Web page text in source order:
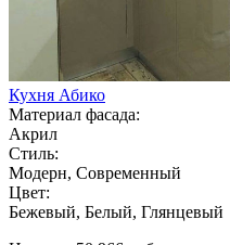
Кухня Абико
Материал фасада:
Акрил
Стиль:
Модерн, Современный
Цвет:
Бежевый, Белый, Глянцевый